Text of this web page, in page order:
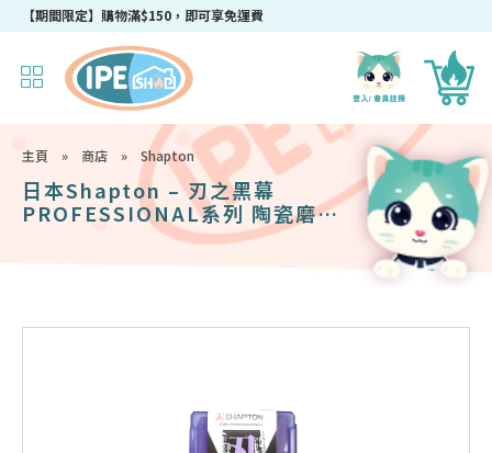
【期間限定】購物滿$150，即可享免運費
主頁 » 商店 » Shapton
日本Shapton – 刃之黑幕
PROFESSIONAL系列 陶瓷磨刀